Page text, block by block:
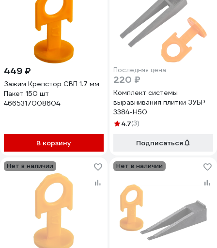
449 ₽
Зажим Крепстор СВП 1.7 мм
Пакет 150 шт
4665317008604
В корзину
Последняя цена
220 ₽
Комплект системы
выравнивания плитки ЗУБР
3384-H50
4.7(3)
Подписаться
Нет в наличии Нет в наличии